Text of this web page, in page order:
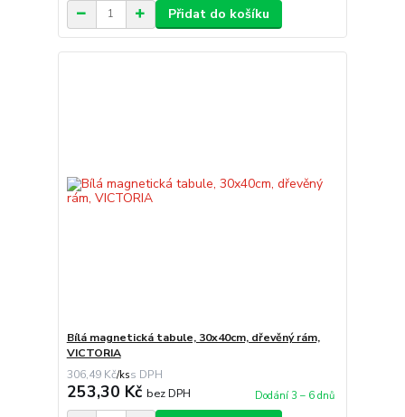
Přidat do košíku
Bílá magnetická tabule, 30x40cm, dřevěný rám,
VICTORIA
306,49 Kč/ks
253,30 Kč bez DPH Dodání 3 – 6 dnů